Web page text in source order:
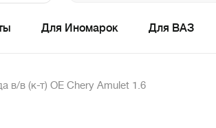
Для Иномарок Для ВАЗ
в/в (к-т) OE Chery Amulet 1.6